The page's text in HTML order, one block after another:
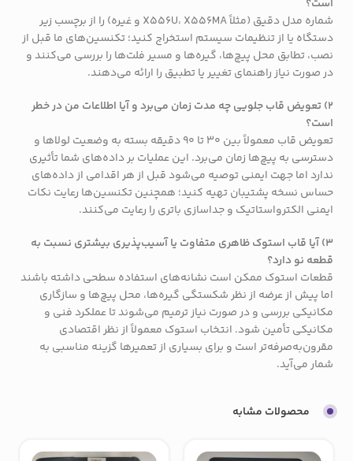
است؟
شماره مدل دقیق (مثلاً X556U، X556MA و غیره) را از برچسب زیر
دستگاه یا از تنظیمات سیستم استخراج کنید؛ تکنسین‌های ما قبل از
نصب، تطابق محل پیچ‌ها، گیره‌ها و مسیر فلت‌ها را بررسی می‌کنند و
در صورت نیاز راهنمای تغییر یا تطبیق را ارائه می‌دهند.
2) تعویض قاب جلویی چه مدت زمان می‌برد و آیا اطلاعات من در خطر
است؟
تعویض قاب معمولاً بین 30 تا 90 دقیقه بسته به وضعیت لولاها و
دسترسی به پیچ‌ها زمان می‌برد. این عملیات بر داده‌های شما تأثیری
ندارد اما جهت ایمنی توصیه می‌شود قبل از هر اقدامی از داده‌های
حساس نسخه پشتیبان تهیه کنید؛ همچنین تکنسین‌ها رعایت نکات
ایمنی الکترواستاتیک و جداسازی باتری را رعایت می‌کنند.
3) آیا قاب استوک ظاهری متفاوت یا آسیب‌پذیری بیشتری نسبت به
قطعه نو دارد؟
قطعات استوک ممکن است نشانه‌های استفاده سطحی داشته باشند
اما پیش از عرضه از نظر شکستگی گیره‌ها، محل پیچ‌ها و سازگاری
مکانیکی بررسی و در صورت نیاز ترمیم می‌شوند تا عملکرد فنی و
مکانیکی تأمین شود. انتخاب استوک معمولاً از نظر اقتصادی
مقرون‌به‌صرفه‌تر است و برای بسیاری از تعمیرها گزینه مناسبی به
شمار می‌آید.
محصولات مشابه